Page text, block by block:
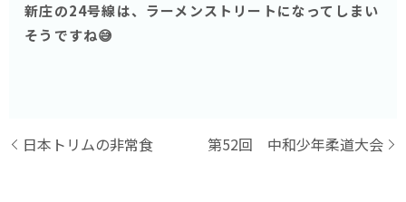
新庄の24号線は、ラーメンストリートになってしまい
そうですね😅
日本トリムの非常食 第52回 中和少年柔道大会